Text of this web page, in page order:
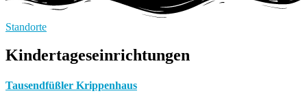
Standorte
Kindertageseinrichtungen
Tausendfüßler Krippenhaus